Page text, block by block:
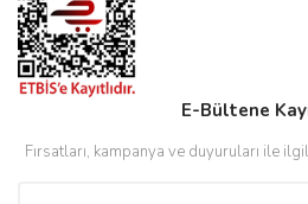
E-Bültene
Fırsatları, kampanya ve duyuruları ile